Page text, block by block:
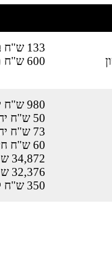
133 ש"ח
600 ש"ח תשלום בעת ההרשמה
980 ש"ח יחוייב בתשלום הראשון
50 ש"ח יחוייב בתשלום הראשון
73 ש"ח יחוייב בתשלום הראשון
60 ש"ח חיוב לכיתות פעוטות/בוגרים
34,872 ש"ח מחיר שנתי
32,376 ש"ח מחיר שנתי
350 ש"ח לחודש